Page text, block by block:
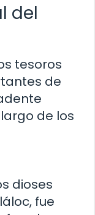
del
tesoros
de
de los
dioses
fue